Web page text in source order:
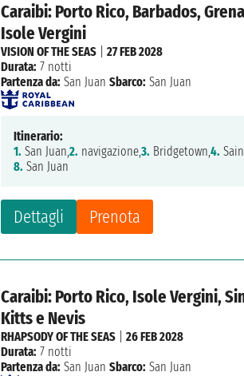
Caraibi: Porto Rico, Barbados,
Isole Vergini
Dettagli Prenota
VISION OF THE SEAS |27 FEB 2028
Durata: 7 notti
Partenza da: San Juan Sbarco: San Juan
Itinerario:
1. San Juan,2. navigazione,3. Bridgetown,4.
8. San Juan
Caraibi: Porto Rico, Isole Vergini,
Kitts e Nevis
RHAPSODY OF THE SEAS |26 FEB 2028
Durata: 7 notti
Partenza da: San Juan Sbarco: San Juan